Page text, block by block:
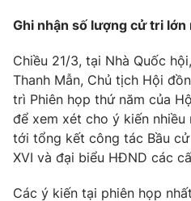
Thị trường
Tư vấn
Giao lưu trực tuyến
Lịch phát sóng
Chuyên mục khác
Emagazine
Ghi nhận số lượng cử tri
Chiều 21/3, tại Nhà Quốc
Thanh Mẫn, Chủ tịch Hội
trì Phiên họp thứ năm của
để xem xét cho ý kiến
tới tổng kết công tác Bầu
XVI và đại biểu HĐND các
Các ý kiến tại phiên họp